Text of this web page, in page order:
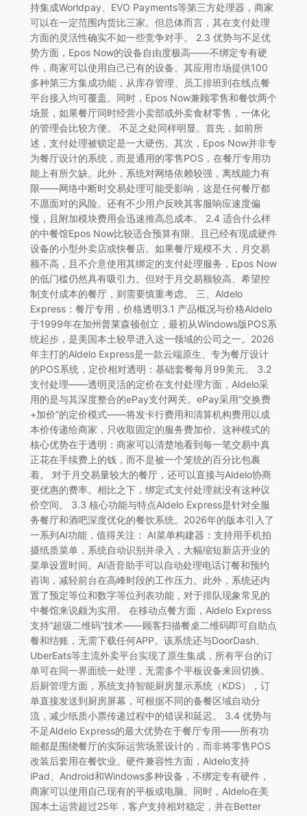
持集成Worldpay、EVO Payments等第三方处理器，商家
可以在一定范围内货比三家。但总体而言，其在支付处理
方面的灵活性确实不如一些竞争对手。 2.3 优势与不足优
势方面，Epos Now的设备自由度极高——不绑定专有硬
件，商家可以使用自己已有的设备。其应用市场提供100
多种第三方集成功能，从库存管理、员工排班到在线点餐
平台接入均可覆盖。同时，Epos Now兼顾零售和餐饮两个
场景，如果餐厅同时经营小卖部或外卖食材零售，一体化
的管理会比较方便。 不足之处同样明显。首先，如前所
述，支付处理被锁定是一大硬伤。其次，Epos Now并非专
为餐厅设计的系统，而是通用的零售POS，在餐厅专用功
能上有所欠缺。此外，系统对网络依赖较强，离线能力有
限——网络中断时交易处理可能受影响，这是任何餐厅都
不愿面对的风险。还有不少用户反映其客服响应速度偏
慢，且附加模块费用会迅速推高总成本。 2.4 适合什么样
的中餐馆Epos Now比较适合预算有限、且已经有现成硬件
设备的小型外卖店或快餐店。如果餐厅规模不大，月交易
额不高，且不介意使用其绑定的支付处理服务，Epos Now
的低门槛仍然具有吸引力。但对于月交易额较高、希望控
制支付成本的餐厅，则需要慎重考虑。 三、Aldelo
Express：餐厅专用，价格透明3.1 产品概况与价格Aldelo
于1999年在加州普莱森顿创立，最初从Windows版POS系
统起步，是美国本土较早进入这一领域的公司之一。2026
年主打的Aldelo Express是一款云端原生、专为餐厅设计
的POS系统，定价相对透明：基础套餐每月99美元。 3.2
支付处理——透明灵活的定价在支付处理方面，Aldelo采
用的是与其深度整合的ePay支付网关。ePay采用“交换费
+加价”的定价模式——将发卡行费用和清算机构费用以成
本价传递给商家，只收取固定的服务费加价。这种模式的
核心优势在于透明：商家可以清楚地看到每一笔交易中真
正花在手续费上的钱，而不是被一个笼统的百分比包裹
着。 对于月交易量较大的餐厅，还可以直接与Aldelo协商
更优惠的费率。相比之下，绑定式支付处理就没有这种议
价空间。 3.3 核心功能与特点Aldelo Express是针对全服
务餐厅和酒吧深度优化的餐饮系统。2026年的版本引入了
一系列AI功能，值得关注： AI菜单构建器：支持用手机拍
摄纸质菜单，系统自动识别并录入，大幅缩短新店开业的
菜单设置时间。AI语音助手可以自动处理电话订餐和预约
咨询，减轻前台在高峰时段的工作压力。此外，系统还内
置了预定等位和数字等位列表功能，对于排队现象常见的
中餐馆来说颇为实用。 在移动点餐方面，Aldelo Express
支持“超级二维码”技术——顾客扫描餐桌二维码即可自助点
餐和结账，无需下载任何APP。该系统还与DoorDash、
UberEats等主流外卖平台实现了原生集成，所有平台的订
单可在同一界面统一处理，无需多个平板设备来回切换。
后厨管理方面，系统支持智能厨房显示系统（KDS），订
单直接发送到厨房屏幕，可根据不同的备餐区域自动分
流，减少纸质小票传递过程中的错误和延迟。 3.4 优势与
不足Aldelo Express的最大优势在于餐厅专用——所有功
能都是围绕餐厅的实际运营场景设计的，而非将零售POS
改装后套用在餐饮业。硬件兼容性方面，Aldelo支持
iPad、Android和Windows多种设备，不绑定专有硬件，
商家可以使用自己现有的平板或电脑。同时，Aldelo在美
国本土运营超过25年，客户支持相对稳定，并在Better